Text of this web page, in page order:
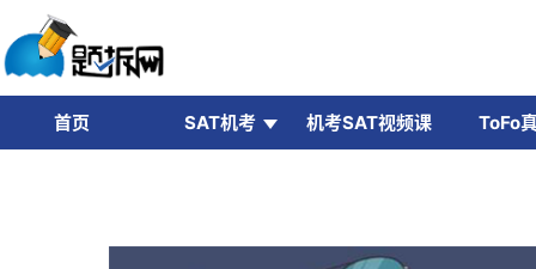
首页 SAT机考 机考SAT视频课 ToFo